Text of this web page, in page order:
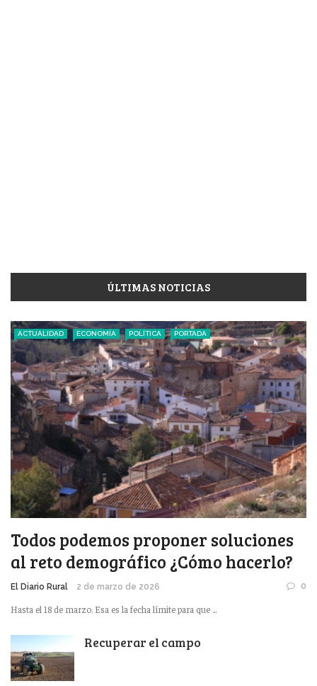
ÚLTIMAS NOTICIAS
ACTUALIDAD ECONOMÍA POLÍTICA PORTADA
Todos podemos proponer soluciones
al reto demográfico ¿Cómo hacerlo?
El Diario Rural 2 de marzo de 2026 0
Hasta el 18 de marzo. Esa es la fecha límite para que ...
Recuperar el campo